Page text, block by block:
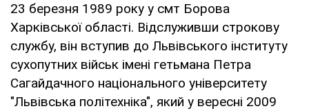
23 березня 1989 року у смт Борова
Харківської області. Відслуживши строкову
службу, він вступив до Львівського інституту
сухопутних військ імені гетьмана Петра
Сагайдачного національного університету
"Львівська політехніка", який у вересні 2009